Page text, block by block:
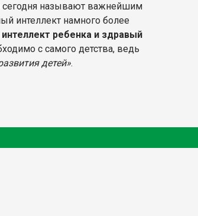
сегодня называют важнейшим
интеллект намного более
ребенка и здравый
с самого детства, ведь
детей».